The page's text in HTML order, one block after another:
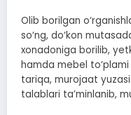
Olib borilgan
so‘ng, do‘kon
xonadoniga borilib,
hamda mebel
tariqa, murojaat
talablari ta’minlanib,